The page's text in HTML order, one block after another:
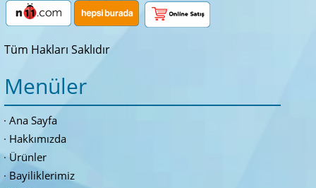
Tüm Hakları Saklıdır
Menüler
Ana Sayfa
Hakkımızda
Ürünler
Bayiliklerimiz